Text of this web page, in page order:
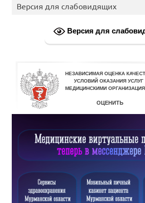
Версия для слабовидящих
Версия для